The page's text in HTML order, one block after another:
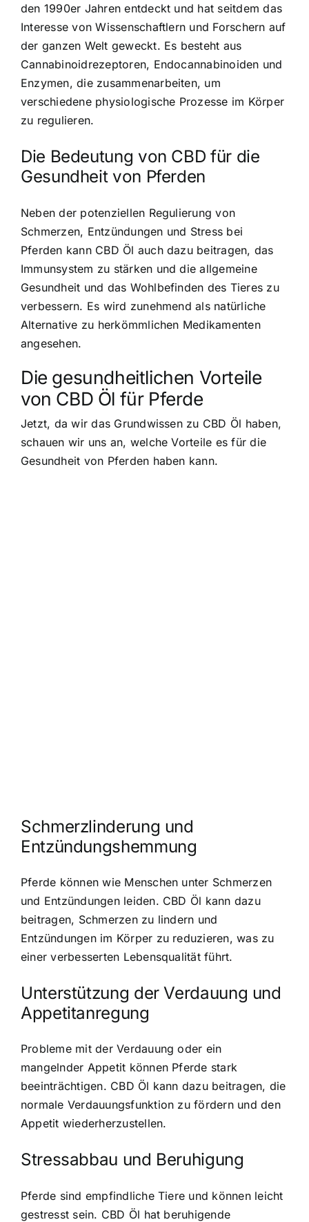
den 1990er Jahren entdeckt und hat seitdem das
Interesse von Wissenschaftlern und Forschern auf
der ganzen Welt geweckt. Es besteht aus
Cannabinoidrezeptoren, Endocannabinoiden und
Enzymen, die zusammenarbeiten, um
verschiedene physiologische Prozesse im Körper
zu regulieren.
Die Bedeutung von CBD für die
Gesundheit von Pferden
Neben der potenziellen Regulierung von
Schmerzen, Entzündungen und Stress bei
Pferden kann CBD Öl auch dazu beitragen, das
Immunsystem zu stärken und die allgemeine
Gesundheit und das Wohlbefinden des Tieres zu
verbessern. Es wird zunehmend als natürliche
Alternative zu herkömmlichen Medikamenten
angesehen.
Die gesundheitlichen Vorteile
von CBD Öl für Pferde
Jetzt, da wir das Grundwissen zu CBD Öl haben,
schauen wir uns an, welche Vorteile es für die
Gesundheit von Pferden haben kann.
Schmerzlinderung und
Entzündungshemmung
Pferde können wie Menschen unter Schmerzen
und Entzündungen leiden. CBD Öl kann dazu
beitragen, Schmerzen zu lindern und
Entzündungen im Körper zu reduzieren, was zu
einer verbesserten Lebensqualität führt.
Unterstützung der Verdauung und
Appetitanregung
Probleme mit der Verdauung oder ein
mangelnder Appetit können Pferde stark
beeinträchtigen. CBD Öl kann dazu beitragen, die
normale Verdauungsfunktion zu fördern und den
Appetit wiederherzustellen.
Stressabbau und Beruhigung
Pferde sind empfindliche Tiere und können leicht
gestresst sein. CBD Öl hat beruhigende